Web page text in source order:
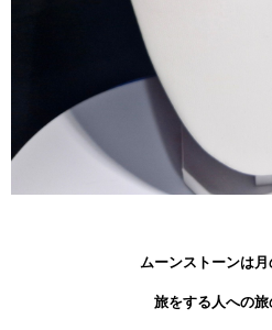
ムーンストーンは
旅をする人への旅